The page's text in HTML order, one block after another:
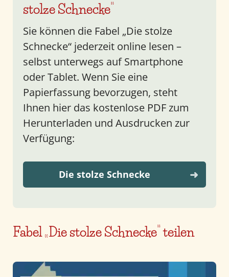
stolze Schnecke“
Sie können die Fabel „Die stolze
Schnecke“ jederzeit online lesen –
selbst unterwegs auf Smartphone
oder Tablet. Wenn Sie eine
Papierfassung bevorzugen, steht
Ihnen hier das kostenlose PDF zum
Herunterladen und Ausdrucken zur
Verfügung:
Die stolze Schnecke
Fabel „Die stolze Schnecke“ teilen